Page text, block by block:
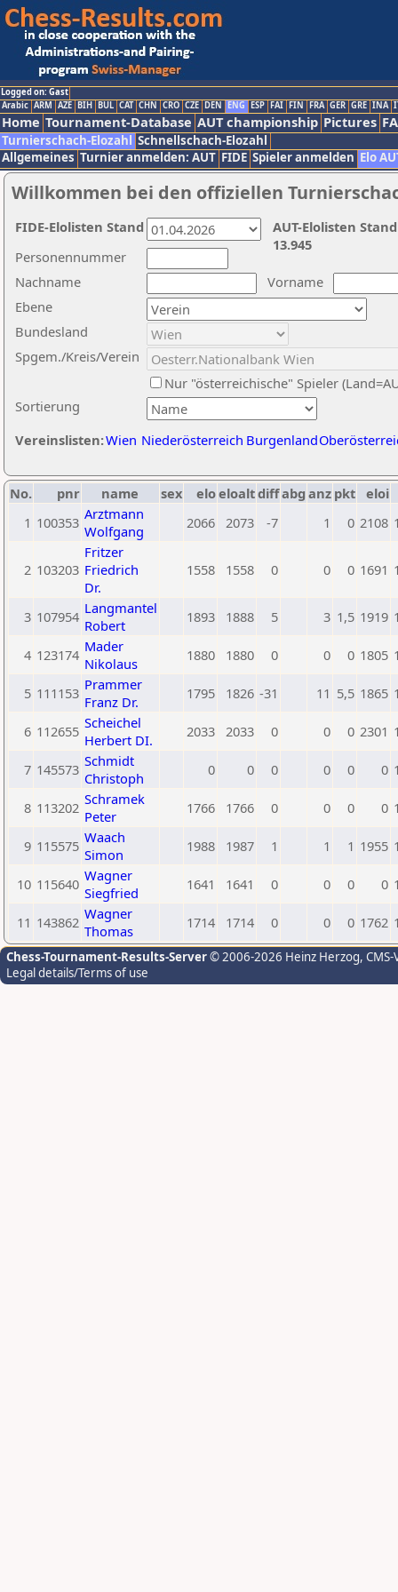
Logged on: Gast
Arabic ARM AZE BIH BUL CAT CHN CRO CZE DEN ENG ESP FAI FIN FRA GER GRE INA
Home Tournament-Database AUT championship Pictures
Turnierschach-Elozahl Schnellschach-Elozahl
Allgemeines Turnier anmelden: AUT FIDE Spieler anmelden Elo
Willkommen bei den offiziellen
Nachname
Vorname
Ebene
Sortierung
Personennummer
Bundesland
Spgem./Kreis/Verein
Nur "österreichische" Spieler
Vereinslisten:Wien Niederösterreich Burgenland
AUT-Elolisten
13.945
FIDE-Elolisten Stand
No. pnr name sex eloeloaltdiffabg anz pkt eloi
1 100353 Arztmann
Wolfgang
2066 2073 -7 1 0 2108
2 103203
Fritzer
Friedrich
Dr.
1558 1558 0 0 0 1691
3 107954 Langmantel
Robert
1893 1888 5 3 1,5 1919
4 123174 Mader
Nikolaus
1880 1880 0 0 0 1805
5 111153 Prammer
Franz Dr.
1795 1826 -31 11 5,5 1865
6 112655 Scheichel
Herbert DI.
2033 2033 0 0 0 2301
7 145573 Schmidt
Christoph
0 0 0 0 0 0
8 113202 Schramek
Peter
1766 1766 0 0 0 0
9 115575 Waach
Simon
1988 1987 1 1 1 1955
10 115640 Wagner
Siegfried
1641 1641 0 0 0 0
11 143862 Wagner
Thomas
1714 1714 0 0 0 1762
Chess-Tournament-Results-Server© 2006-2026 Heinz Herzog,
Legal details/Terms of use